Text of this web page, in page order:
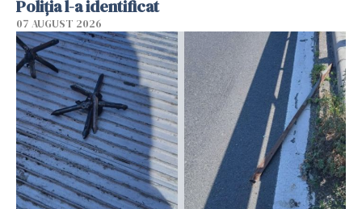
Poliția l-a identificat
07 AUGUST 2026